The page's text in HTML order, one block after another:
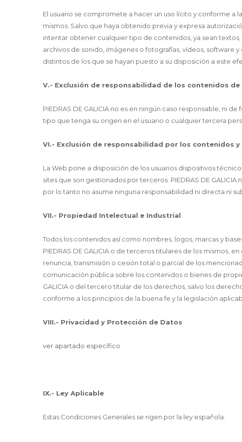
El usuario se compromete a hacer un uso lícito y conforme a
mismos. Salvo que haya obtenido previa y expresa
intentar obtener cualquier tipo de contenidos, ya sean textos,
archivos de sonido, imágenes o fotografías, vídeos, software
distintos de los que se hayan puesto a su disposición a este
V.- Exclusión de responsabilidad de los contenidos de
PIEDRAS DE GALICIA no es en ningún caso responsable, ni
tipo que tenga su origen en el usuario o cualquier tercera
VI.- Exclusión de responsabilidad por los contenidos
La Web pone a disposición de los usuarios dispositivos
sites que son gestionados por terceros. PIEDRAS DE
por lo tanto no asume ninguna responsabilidad ni directa ni
VII.- Propiedad Intelectual e Industrial
Todos los contenidos así como nombres, logos, marcas y
PIEDRAS DE GALICIA o de terceros titulares de los mismos,
renuncia, transmisión o cesión total o parcial de los
comunicación pública sobre los contenidos o bienes de
GALICIA o del tercero titular de los derechos, salvo los
conforme a los principios de la buena fe y la legislación
VIII.- Privacidad y Protección de Datos
ver apartado específico
IX.- Ley Aplicable
Estas Condiciones Generales se rigen por la ley española.